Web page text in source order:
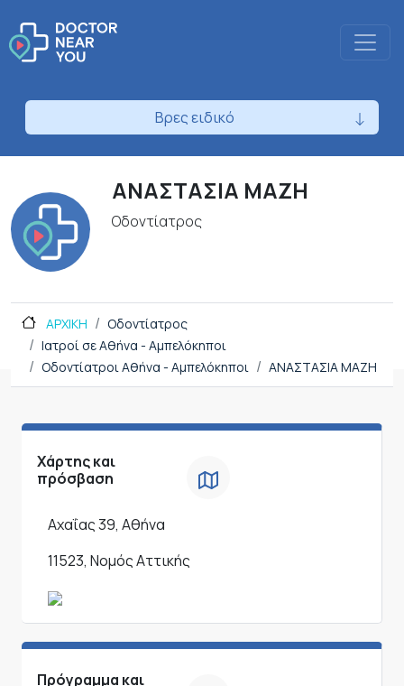
Βρες ειδικό
ΑΝΑΣΤΑΣΙΑ ΜΑΖΗ
Οδοντίατρος
ΑΡΧΙΚΗ
Οδοντίατρος
Ιατροί σε Αθήνα - Αμπελόκηποι
Οδοντίατροι Αθήνα - Αμπελόκηποι
ΑΝΑΣΤΑΣΙΑ ΜΑΖΗ
Χάρτης και
πρόσβαση
Αχαΐας 39, Αθήνα
11523, Νομός Αττικής
Πρόγραμμα και